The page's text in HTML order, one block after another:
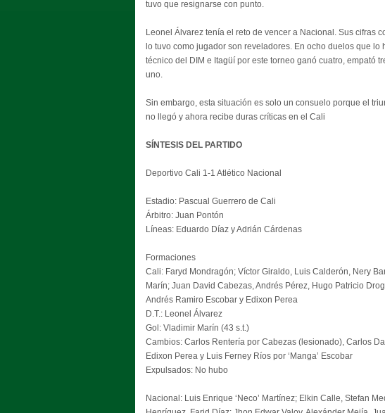
tuvo que resignarse con punto.
Leonel Álvarez tenía el reto de vencer a Nacional. Sus cifras
lo tuvo como jugador son reveladores. En ocho duelos que lo
técnico del DIM e Itagüí por este torneo ganó cuatro, empató
uno.
Sin embargo, esta situación es solo un consuelo porque el
no llegó y ahora recibe duras críticas en el Cali
SÍNTESIS DEL PARTIDO
Deportivo Cali 1-1 Atlético Nacional
Estadio: Pascual Guerrero de Cali
Árbitro: Juan Pontón
Líneas: Eduardo Díaz y Adrián Cárdenas
Formaciones
Cali: Faryd Mondragón; Víctor Giraldo, Luis Calderón, Nery
Marín; Juan David Cabezas, Andrés Pérez, Hugo Patricio
Andrés Ramiro Escobar y Edixon Perea
D.T.: Leonel Álvarez
Gol: Vladimir Marín (43 s.t.)
Cambios: Carlos Rentería por Cabezas (lesionado), Carlos
Edixon Perea y Luis Ferney Ríos por ‘Manga’ Escobar
Expulsados: No hubo
Nacional: Luis Enrique ‘Neco’ Martínez; Elkin Calle, Stefan